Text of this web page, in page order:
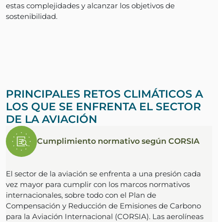
estas complejidades y alcanzar los objetivos de
sostenibilidad.
PRINCIPALES RETOS CLIMÁTICOS A
LOS QUE SE ENFRENTA EL SECTOR
DE LA AVIACIÓN
Cumplimiento normativo según CORSIA
El sector de la aviación se enfrenta a una presión cada
vez mayor para cumplir con los marcos normativos
internacionales, sobre todo con el Plan de
Compensación y Reducción de Emisiones de Carbono
para la Aviación Internacional (CORSIA). Las aerolíneas